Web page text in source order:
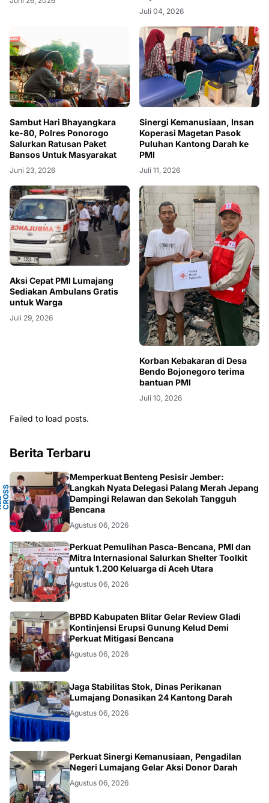
Juli 04, 2026
Sambut Hari Bhayangkara
ke-80, Polres Ponorogo
Salurkan Ratusan Paket
Bansos Untuk Masyarakat
Juni 23, 2026
Sinergi Kemanusiaan, Insan
Koperasi Magetan Pasok
Puluhan Kantong Darah ke
PMI
Juli 11, 2026
Aksi Cepat PMI Lumajang
Sediakan Ambulans Gratis
untuk Warga
Juli 29, 2026
Korban Kebakaran di Desa
Bendo Bojonegoro terima
bantuan PMI
Juli 10, 2026
Failed to load posts.
Berita Terbaru
N
S
TY
Memperkuat Benteng Pesisir Jember:
Langkah Nyata Delegasi Palang Merah Jepang
Dampingi Relawan dan Sekolah Tangguh
Bencana
Agustus 06, 2026
ACEH
Perkuat Pemulihan Pasca-Bencana, PMI dan
Mitra Internasional Salurkan Shelter Toolkit
untuk 1.200 Keluarga di Aceh Utara
Agustus 06, 2026
BLITAR
BPBD Kabupaten Blitar Gelar Review Gladi
Kontinjensi Erupsi Gunung Kelud Demi
Perkuat Mitigasi Bencana
Agustus 06, 2026
JATIM
Jaga Stabilitas Stok, Dinas Perikanan
Lumajang Donasikan 24 Kantong Darah
Agustus 06, 2026
JATIM
Perkuat Sinergi Kemanusiaan, Pengadilan
Negeri Lumajang Gelar Aksi Donor Darah
Agustus 06, 2026